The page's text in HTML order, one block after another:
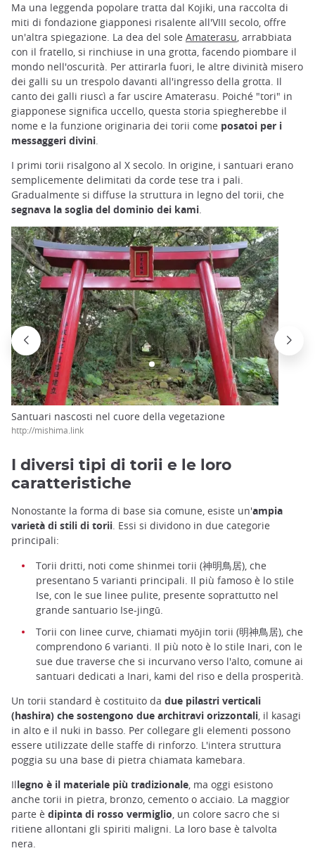
Ma una leggenda popolare tratta dal Kojiki, una raccolta di
miti di fondazione giapponesi risalente all'VIII secolo, offre
un'altra spiegazione. La dea del sole Amaterasu, arrabbiata
con il fratello, si rinchiuse in una grotta, facendo piombare il
mondo nell'oscurità. Per attirarla fuori, le altre divinità misero
dei galli su un trespolo davanti all'ingresso della grotta. Il
canto dei galli riuscì a far uscire Amaterasu. Poiché "tori" in
giapponese significa uccello, questa storia spiegherebbe il
nome e la funzione originaria dei torii come posatoi per i
messaggeri divini.
I primi torii risalgono al X secolo. In origine, i santuari erano
semplicemente delimitati da corde tese tra i pali.
Gradualmente si diffuse la struttura in legno del torii, che
segnava la soglia del dominio dei kami.
Santuari nascosti nel cuore della vegetazione
http://mishima.link
I diversi tipi di torii e le loro
caratteristiche
Nonostante la forma di base sia comune, esiste un'ampia
varietà di stili di torii. Essi si dividono in due categorie
principali:
Torii dritti, noti come shinmei torii (神明鳥居), che
presentano 5 varianti principali. Il più famoso è lo stile
Ise, con le sue linee pulite, presente soprattutto nel
grande santuario Ise-jingū.
Torii con linee curve, chiamati myōjin torii (明神鳥居), che
comprendono 6 varianti. Il più noto è lo stile Inari, con le
sue due traverse che si incurvano verso l'alto, comune ai
santuari dedicati a Inari, kami del riso e della prosperità.
Un torii standard è costituito da due pilastri verticali
(hashira) che sostengono due architravi orizzontali , il kasagi
in alto e il nuki in basso. Per collegare gli elementi possono
essere utilizzate delle staffe di rinforzo. L'intera struttura
poggia su una base di pietra chiamata kamebara.
Illegno è il materiale più tradizionale, ma oggi esistono
anche torii in pietra, bronzo, cemento o acciaio. La maggior
parte è dipinta di rosso vermiglio, un colore sacro che si
ritiene allontani gli spiriti maligni. La loro base è talvolta
nera.